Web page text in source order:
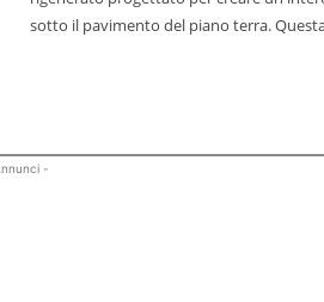
sotto il pavimento del piano terra.
-